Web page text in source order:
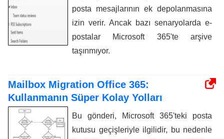
posta mesajlarının ek depolanmasına
izin verir. Ancak bazı senaryolarda e-
postalar Microsoft 365'te arşive
taşınmıyor.
Mailbox Migration Office 365:
Kullanmanın Süper Kolay Yolları
Bu gönderi, Microsoft 365'teki posta
kutusu geçişleriyle ilgilidir, bu nedenle